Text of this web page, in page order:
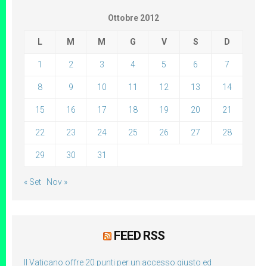
Ottobre 2012
L M M G V S D
1 2 3 4 5 6 7
8 9 10 11 12 13 14
15 16 17 18 19 20 21
22 23 24 25 26 27 28
29 30 31
« Set Nov »
FEED RSS
Il Vaticano offre 20 punti per un accesso giusto ed